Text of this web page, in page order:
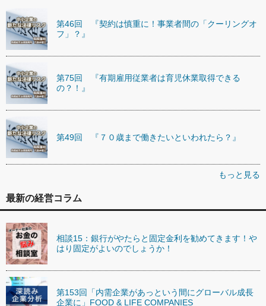
第46回 『契約は慎重に！事業者間の「クーリングオ
フ」？』
第75回 『有期雇用従業者は育児休業取得できる
の？！』
第49回 『７０歳まで働きたいといわれたら？』
もっと見る
最新の経営コラム
相談15：銀行がやたらと固定金利を勧めてきます！や
はり固定がよいのでしょうか！
第153回「内需企業があっという間にグローバル成長
企業に」FOOD & LIFE COMPANIES